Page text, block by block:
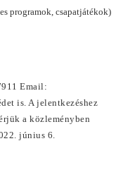
programok, csapatjátékok)
Email:
is. A jelentkezéshez
a közleményben
június 6.